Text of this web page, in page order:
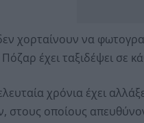
χορταίνουν να
έχει ταξιδέψει σε
χρόνια έχει
στους οποίους